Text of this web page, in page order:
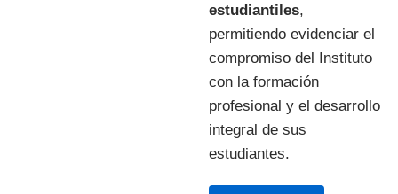
estudiantiles,
permitiendo evidenciar el
compromiso del Instituto
con la formación
profesional y el desarrollo
integral de sus
estudiantes.